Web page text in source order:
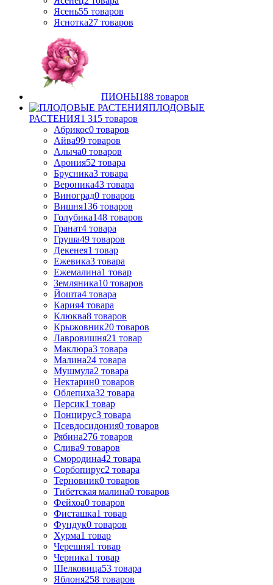
Ясень55 товаров
Яснотка27 товаров
ПИОНЫ188 товаров
ПЛОДОВЫЕ
РАСТЕНИЯ1 315 товаров
Абрикос0 товаров
Айва99 товаров
Алыча0 товаров
Арония52 товара
Брусника3 товара
Вероника43 товара
Виноград0 товаров
Вишня136 товаров
Голубика148 товаров
Гранат4 товара
Груша49 товаров
Декенея1 товар
Ежевика3 товара
Ежемалина1 товар
Земляника10 товаров
Йошта4 товара
Кария4 товара
Клюква8 товаров
Крыжовник20 товаров
Лавровишня21 товар
Маклюра3 товара
Малина24 товара
Мушмула2 товара
Нектарин0 товаров
Облепиха32 товара
Персик1 товар
Понцирус3 товара
Псевдосидония0 товаров
Рябина276 товаров
Слива9 товаров
Смородина42 товара
Сорбопирус2 товара
Терновник0 товаров
Тибетская малина0 товаров
Фейхоа0 товаров
Фисташка1 товар
Фундук0 товаров
Хурма1 товар
Черешня1 товар
Черника1 товар
Шелковица53 товара
Яблоня258 товаров